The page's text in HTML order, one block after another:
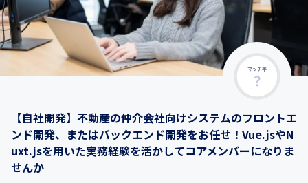
マッチ率
【自社開発】不動産の仲介会社向けシステムのフロントエ
ンド開発、またはバックエンド開発をお任せ！Vue.jsやN
uxt.jsを用いた実務経験を活かしてコアメンバーになりま
せんか